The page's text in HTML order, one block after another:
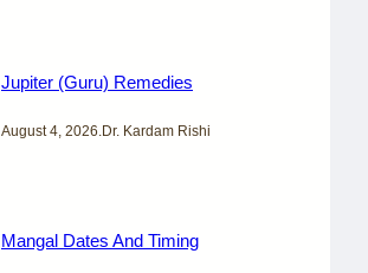
Jupiter (Guru) Remedies
August 4, 2026 Dr. Kardam Rishi
Mangal Dates And Timing